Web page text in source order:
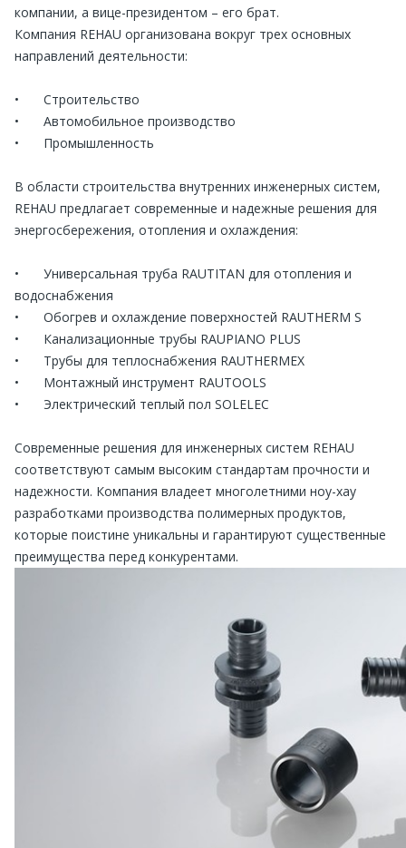
компании, а вице-президентом – его брат.
Компания REHAU организована вокруг трех основных
направлений деятельности:
•
Строительство
•
Автомобильное производство
•
Промышленность
В области строительства внутренних инженерных систем,
REHAU предлагает современные и надежные решения для
энергосбережения, отопления и охлаждения:
•
Универсальная труба RAUTITAN для отопления и
водоснабжения
•
Обогрев и охлаждение поверхностей RAUTHERM S
•
Канализационные трубы RAUPIANO PLUS
•
Трубы для теплоснабжения RAUTHERMEX
•
Монтажный инструмент RAUTOOLS
•
Электрический теплый пол SOLELEC
Современные решения для инженерных систем REHAU
соответствуют самым высоким стандартам прочности и
надежности. Компания владеет многолетними ноу-хау
разработками производства полимерных продуктов,
которые поистине уникальны и гарантируют существенные
преимущества перед конкурентами.